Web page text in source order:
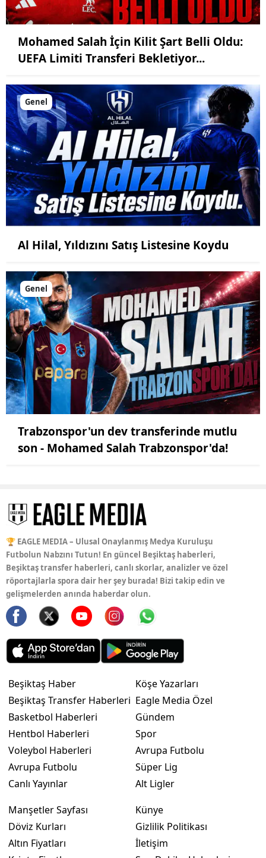
Mohamed Salah İçin Kilit Şart Belli Oldu:
UEFA Limiti Transferi Bekletiyor...
Genel
Al Hilal, Yıldızını Satış Listesine Koydu
Genel
Trabzonspor'un dev transferinde mutlu
son - Mohamed Salah Trabzonspor'da!
🏆 EAGLE MEDIA – Ulusal Onaylanmış Medya Kuruluşu
Futbolun Nabzını Tutun! En güncel Beşiktaş haberleri,
Beşiktaş transfer haberleri, canlı skorlar, analizler ve özel
röportajlarla spora dair her şey burada! Bizi takip edin ve
gelişmelerden anında haberdar olun.
Beşiktaş Haber
Beşiktaş Transfer Haberleri
Basketbol Haberleri
Hentbol Haberleri
Voleybol Haberleri
Avrupa Futbolu
Canlı Yayınlar
Köşe Yazarları
Eagle Media Özel
Gündem
Spor
Avrupa Futbolu
Süper Lig
Alt Ligler
Manşetler Sayfası
Döviz Kurları
Altın Fiyatları
Künye
Gizlilik Politikası
İletişim